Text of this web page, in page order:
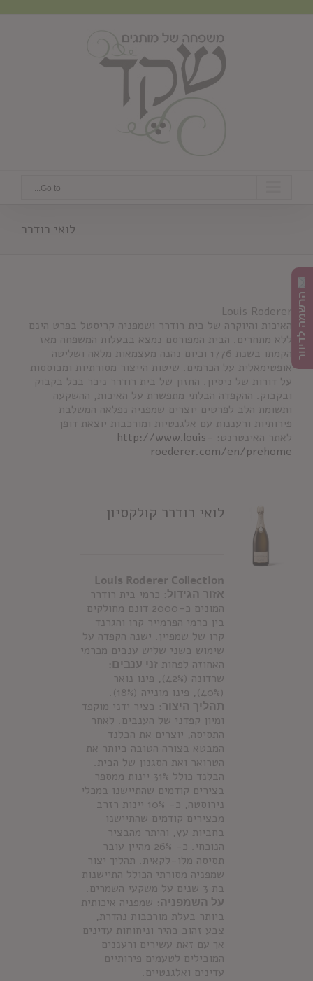
Go to...
לואי רודרר
Louis Roderer
האיכות והיוקרה של בית רודרר ושמפניה קריסטל בפרט הינם
ללא מתחרים. הבית המפורסם נמצא בבעלות המשפחה מאז
הקמתו בשנת 1776 וכיום נהנה מעצמאות מלאה ושליטה
אופטימאלית על הכרמים. שיטות הייצור מסורתיות ומבוססות
על דורות של ניסיון. החזון של בית רודרר ניכר בכל בקבוק
ובקבוק. ההקפדה הבלתי מתפשרת על האיכות, ההשקעה
ותשומת הלב לפרטים יוצרים שמפניה נפלאה המשלבת
פירותיות ורעננות עם אלגנטיות ומורכבות יוצאת דופן
לאתר האינטרנט: http://www.louis-
roederer.com/en/prehome
לואי רודרר קולקסיון
Louis Roderer Collection
אזור הגידול: כרמי בית רודרר
המונים כ-2000 דונם מחולקים
בין כרמי הפרמייר קרו והגרנד
קרו של שמפיין. ישנה הקפדה על
שימוש בשני שליש ענבים מכרמי
האחוזה לפחות זני ענבים:
שרדונה (42%), פינו נואר
(40%), פינו מונייה (18%).
תהליך היצור: בציר ידני מוקפד
ומיון קפדני של הענבים. לאחר
התסיסה, יוצרים את הבלנד
המבטא בצורה הטובה ביותר את
הטרואר ואת הסגנון של הבית.
הבלנד כולל 31% יינות ממספר
בצירים קודמים שהתיישנו במכלי
נירוסטה, כ- 10% יינות רזרב
מבצירים קודמים שהתיישנו
בחביות עץ, והיתר מהבציר
הנוכחי. כ- 26% מהיין עובר
תסיסה מלו-לקאית. תהליך יצור
שמפניה מסורתי הכולל התיישנות
בת 3 שנים על משקעי השמרים.
על השמפניה: שמפניה איכותית
ביותר בעלת מורכבות נהדרת,
צבע זהוב בהיר וניחוחות עדינים
אך עם זאת עשירים ורעננים
המובילים לטעמים פירותיים
עדינים ואלגנטיים.
הרשמה לדיוור